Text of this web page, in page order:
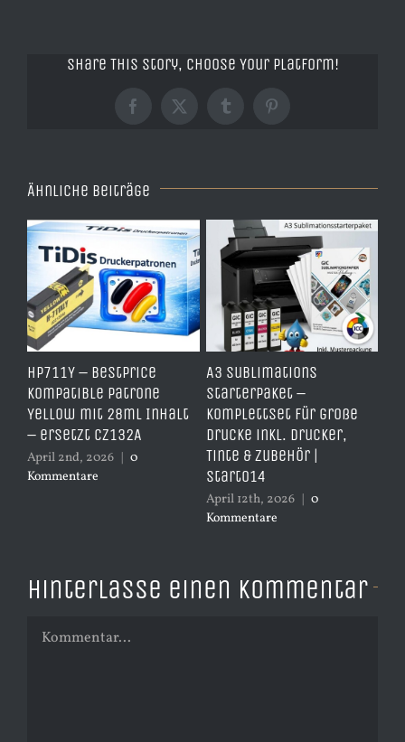
Share This Story, Choose Your Platform!
Facebook
X TumblrPinterest
Ähnliche Beiträge
HP711Y – BestPrice
Kompatible Patrone
Yellow mit 28ml Inhalt
– ersetzt CZ132A
April 2nd, 2026 | 0
Kommentare
A3 Sublimations
Starterpaket –
Komplettset für große
Drucke inkl. Drucker,
Tinte & Zubehör |
Start014
April 12th, 2026 | 0
Kommentare
Hinterlasse einen Kommentar
Kommentar